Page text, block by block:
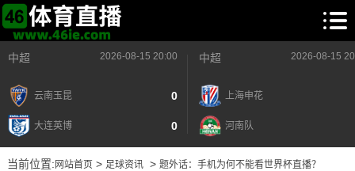
中超 2026-08-15 20:00
云南玉昆 0
大连英博 0
中超 2026-08-15
上海申花
河南队
当前位置: 网站首页> 足球资讯> 题外话：手机为何不能看世界杯直播？